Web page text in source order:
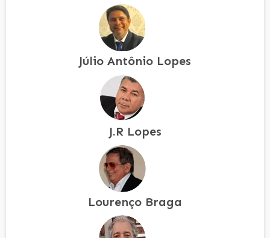
Júlio Antônio Lopes
J.R Lopes
Lourenço Braga